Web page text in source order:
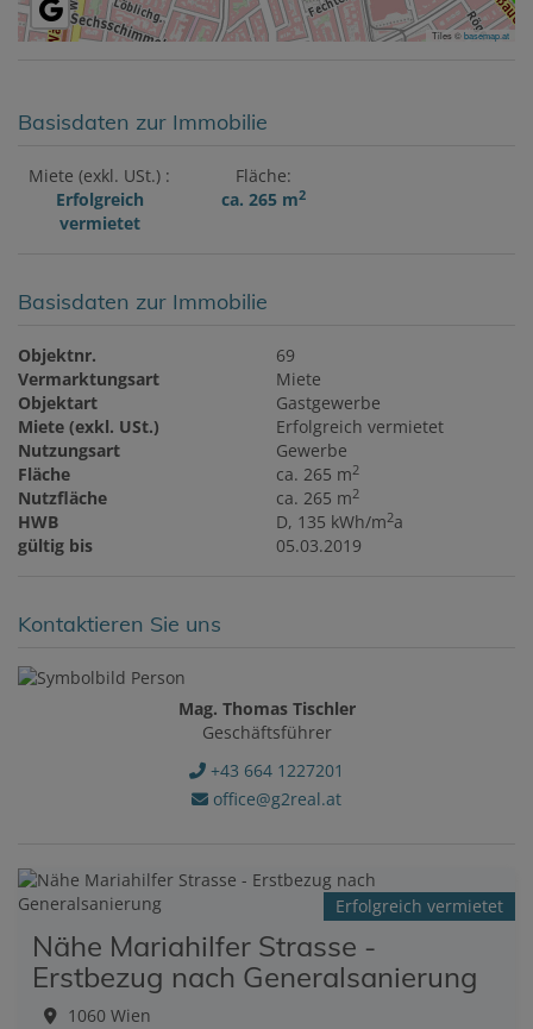
Tiles ©basemap.at
Basisdaten zur Immobilie
Miete (exkl. USt.)
Erfolgreich
vermietet
Fläche
ca. 265 m2
Basisdaten zur Immobilie
Objektnr.
69
Vermarktungsart
Miete
Objektart
Gastgewerbe
Miete (exkl. USt.)
Erfolgreich vermietet
Nutzungsart
Gewerbe
Fläche
ca. 265 m2
Nutzfläche ca. 265 m2
HWB D, 135 kWh/m2a
gültig bis
05.03.2019
Kontaktieren Sie uns
Mag. Thomas Tischler
Geschäftsführer
+43 664 1227201
office@g2real.at
Erfolgreich vermietet
Nähe Mariahilfer Strasse -
Erstbezug nach Generalsanierung
1060 Wien